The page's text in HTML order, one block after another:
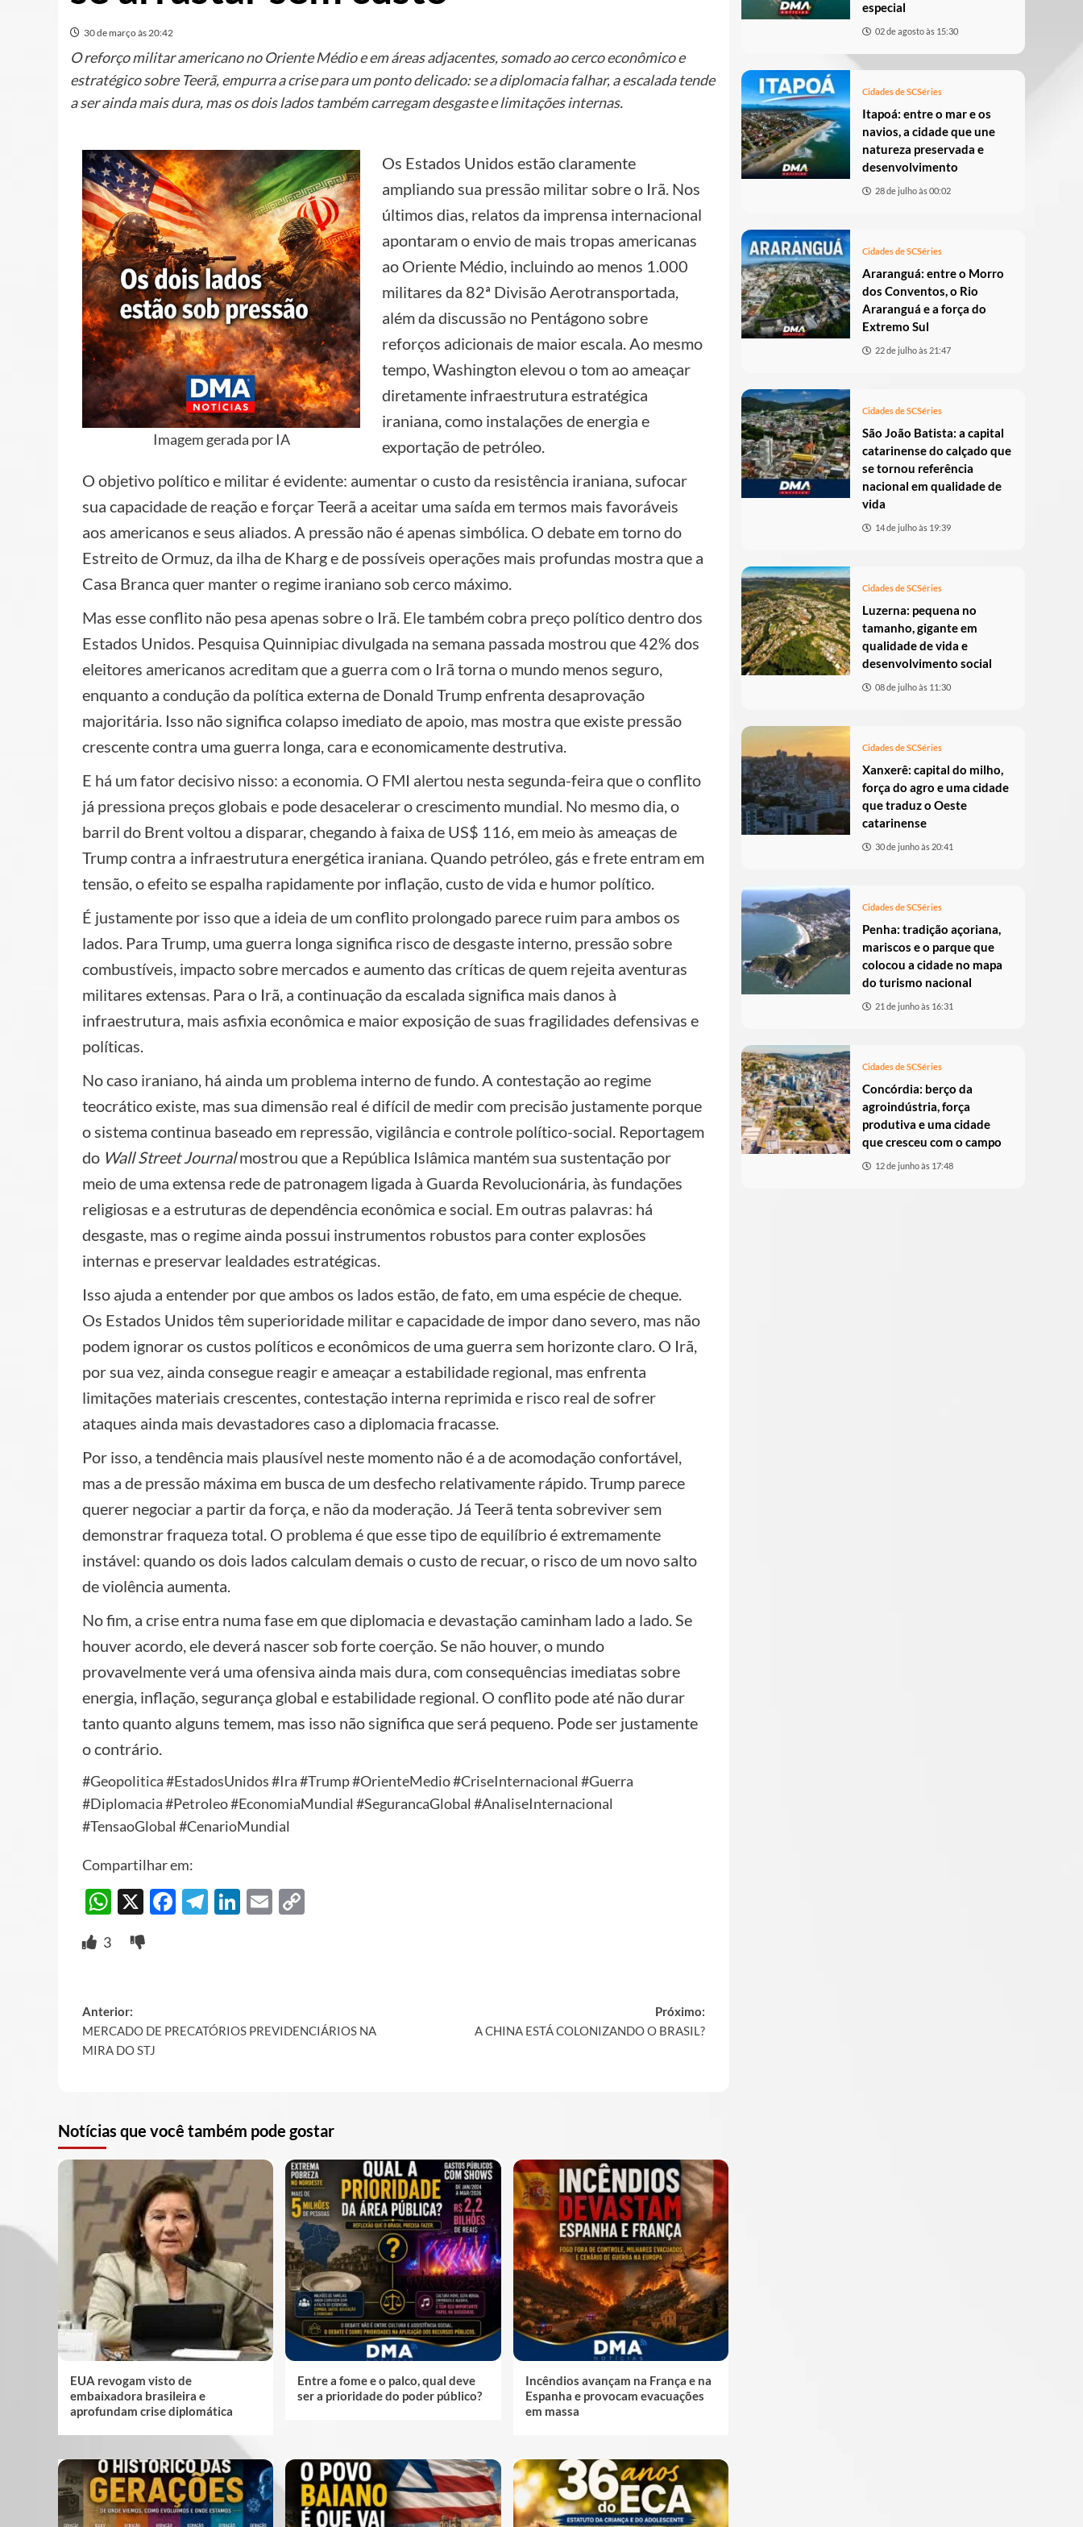
30 de março às 20:42
O reforço militar americano no Oriente Médio e em áreas adjacentes, somado ao cerco econômico e
estratégico sobre Teerã, empurra a crise para um ponto delicado: se a diplomacia falhar, a escalada tende
a ser ainda mais dura, mas os dois lados também carregam desgaste e limitações internas.
Imagem gerada por IA
Os Estados Unidos estão claramente
ampliando sua pressão militar sobre o Irã. Nos
últimos dias, relatos da imprensa internacional
apontaram o envio de mais tropas americanas
ao Oriente Médio, incluindo ao menos 1.000
militares da 82ª Divisão Aerotransportada,
além da discussão no Pentágono sobre
reforços adicionais de maior escala. Ao mesmo
tempo, Washington elevou o tom ao ameaçar
diretamente infraestrutura estratégica
iraniana, como instalações de energia e
exportação de petróleo.
O objetivo político e militar é evidente: aumentar o custo da resistência iraniana, sufocar
sua capacidade de reação e forçar Teerã a aceitar uma saída em termos mais favoráveis
aos americanos e seus aliados. A pressão não é apenas simbólica. O debate em torno do
Estreito de Ormuz, da ilha de Kharg e de possíveis operações mais profundas mostra que a
Casa Branca quer manter o regime iraniano sob cerco máximo.
Mas esse conflito não pesa apenas sobre o Irã. Ele também cobra preço político dentro dos
Estados Unidos. Pesquisa Quinnipiac divulgada na semana passada mostrou que 42% dos
eleitores americanos acreditam que a guerra com o Irã torna o mundo menos seguro,
enquanto a condução da política externa de Donald Trump enfrenta desaprovação
majoritária. Isso não significa colapso imediato de apoio, mas mostra que existe pressão
crescente contra uma guerra longa, cara e economicamente destrutiva.
E há um fator decisivo nisso: a economia. O FMI alertou nesta segunda-feira que o conflito
já pressiona preços globais e pode desacelerar o crescimento mundial. No mesmo dia, o
barril do Brent voltou a disparar, chegando à faixa de US$ 116, em meio às ameaças de
Trump contra a infraestrutura energética iraniana. Quando petróleo, gás e frete entram em
tensão, o efeito se espalha rapidamente por inflação, custo de vida e humor político.
É justamente por isso que a ideia de um conflito prolongado parece ruim para ambos os
lados. Para Trump, uma guerra longa significa risco de desgaste interno, pressão sobre
combustíveis, impacto sobre mercados e aumento das críticas de quem rejeita aventuras
militares extensas. Para o Irã, a continuação da escalada significa mais danos à
infraestrutura, mais asfixia econômica e maior exposição de suas fragilidades defensivas e
políticas.
No caso iraniano, há ainda um problema interno de fundo. A contestação ao regime
teocrático existe, mas sua dimensão real é difícil de medir com precisão justamente porque
o sistema continua baseado em repressão, vigilância e controle político-social. Reportagem
do Wall Street Journalmostrou que a República Islâmica mantém sua sustentação por
meio de uma extensa rede de patronagem ligada à Guarda Revolucionária, às fundações
religiosas e a estruturas de dependência econômica e social. Em outras palavras: há
desgaste, mas o regime ainda possui instrumentos robustos para conter explosões
internas e preservar lealdades estratégicas.
Isso ajuda a entender por que ambos os lados estão, de fato, em uma espécie de cheque.
Os Estados Unidos têm superioridade militar e capacidade de impor dano severo, mas não
podem ignorar os custos políticos e econômicos de uma guerra sem horizonte claro. O Irã,
por sua vez, ainda consegue reagir e ameaçar a estabilidade regional, mas enfrenta
limitações materiais crescentes, contestação interna reprimida e risco real de sofrer
ataques ainda mais devastadores caso a diplomacia fracasse.
Por isso, a tendência mais plausível neste momento não é a de acomodação confortável,
mas a de pressão máxima em busca de um desfecho relativamente rápido. Trump parece
querer negociar a partir da força, e não da moderação. Já Teerã tenta sobreviver sem
demonstrar fraqueza total. O problema é que esse tipo de equilíbrio é extremamente
instável: quando os dois lados calculam demais o custo de recuar, o risco de um novo salto
de violência aumenta.
No fim, a crise entra numa fase em que diplomacia e devastação caminham lado a lado. Se
houver acordo, ele deverá nascer sob forte coerção. Se não houver, o mundo
provavelmente verá uma ofensiva ainda mais dura, com consequências imediatas sobre
energia, inflação, segurança global e estabilidade regional. O conflito pode até não durar
tanto quanto alguns temem, mas isso não significa que será pequeno. Pode ser justamente
o contrário.
#Geopolitica #EstadosUnidos #Ira #Trump #OrienteMedio #CriseInternacional #Guerra
#Diplomacia #Petroleo #EconomiaMundial #SegurancaGlobal #AnaliseInternacional
#TensaoGlobal #CenarioMundial
Compartilhar em:
WhatsApp
X Facebook
Telegram
LinkedIn
Email
3
Post
navigation
Anterior:
MERCADO DE PRECATÓRIOS PREVIDENCIÁRIOS NA
MIRA DO STJ
Próximo:
A CHINA ESTÁ COLONIZANDO O BRASIL?
Notícias que você também pode gostar
EUA revogam visto de
embaixadora brasileira e
aprofundam crise diplomática
Entre a fome e o palco, qual deve
ser a prioridade do poder público?
Incêndios avançam na França e na
Espanha e provocam evacuações
em massa
especial
02 de agosto às 15:30
Cidades de SCSéries
Itapoá: entre o mar e os
navios, a cidade que une
natureza preservada e
desenvolvimento
28 de julho às 00:02
Cidades de SCSéries
Araranguá: entre o Morro
dos Conventos, o Rio
Araranguá e a força do
Extremo Sul
22 de julho às 21:47
Cidades de SCSéries
São João Batista: a capital
catarinense do calçado que
se tornou referência
nacional em qualidade de
vida
14 de julho às 19:39
Cidades de SCSéries
Luzerna: pequena no
tamanho, gigante em
qualidade de vida e
desenvolvimento social
08 de julho às 11:30
Cidades de SCSéries
Xanxerê: capital do milho,
força do agro e uma cidade
que traduz o Oeste
catarinense
30 de junho às 20:41
Cidades de SCSéries
Penha: tradição açoriana,
mariscos e o parque que
colocou a cidade no mapa
do turismo nacional
21 de junho às 16:31
Cidades de SCSéries
Concórdia: berço da
agroindústria, força
produtiva e uma cidade
que cresceu com o campo
12 de junho às 17:48